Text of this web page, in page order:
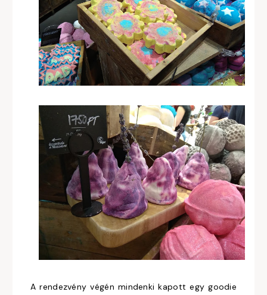
A rendezvény végén mindenki kapott egy goodie